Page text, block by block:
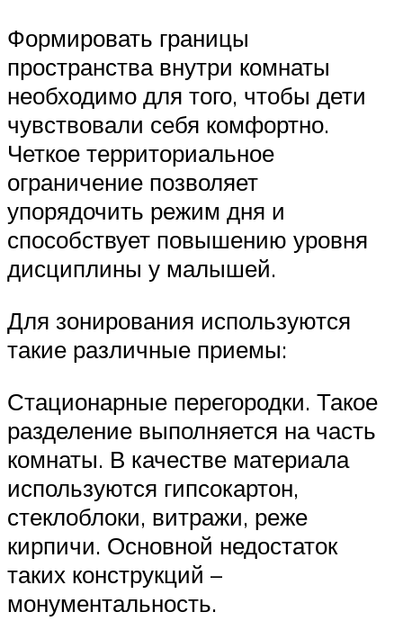
Формировать границы
пространства внутри комнаты
необходимо для того, чтобы дети
чувствовали себя комфортно.
Четкое территориальное
ограничение позволяет
упорядочить режим дня и
способствует повышению уровня
дисциплины у малышей.
Для зонирования используются
такие различные приемы:
Стационарные перегородки. Такое
разделение выполняется на часть
комнаты. В качестве материала
используются гипсокартон,
стеклоблоки, витражи, реже
кирпичи. Основной недостаток
таких конструкций –
монументальность.